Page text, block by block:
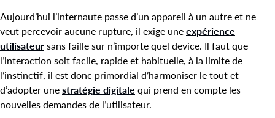
Aujourd’hui l’internaute passe d’un appareil à un autre et ne
veut percevoir aucune rupture, il exige uneexpérience
utilisateursans faille sur n’importe quel device. Il faut que
l’interaction soit facile, rapide et habituelle, à la limite de
l’instinctif, il est donc primordial d’harmoniser le tout et
d’adopter unestratégie digitale qui prend en compte les
nouvelles demandes de l’utilisateur.